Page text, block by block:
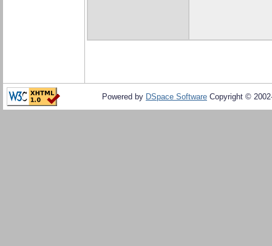
Powered by DSpace Software Copyright ©